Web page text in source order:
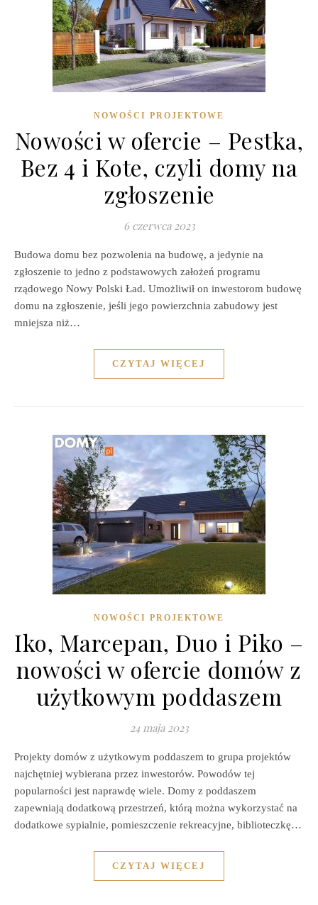
NOWOŚCI PROJEKTOWE
Nowości w ofercie – Pestka,
Bez 4 i Kote, czyli domy na
zgłoszenie
6 czerwca 2023
Budowa domu bez pozwolenia na budowę, a jedynie na
zgłoszenie to jedno z podstawowych założeń programu
rządowego Nowy Polski Ład. Umożliwił on inwestorom budowę
domu na zgłoszenie, jeśli jego powierzchnia zabudowy jest
mniejsza niż…
CZYTAJ WIĘCEJ
NOWOŚCI PROJEKTOWE
Iko, Marcepan, Duo i Piko –
nowości w ofercie domów z
użytkowym poddaszem
24 maja 2023
Projekty domów z użytkowym poddaszem to grupa projektów
najchętniej wybierana przez inwestorów. Powodów tej
popularności jest naprawdę wiele. Domy z poddaszem
zapewniają dodatkową przestrzeń, którą można wykorzystać na
dodatkowe sypialnie, pomieszczenie rekreacyjne, biblioteczkę…
CZYTAJ WIĘCEJ